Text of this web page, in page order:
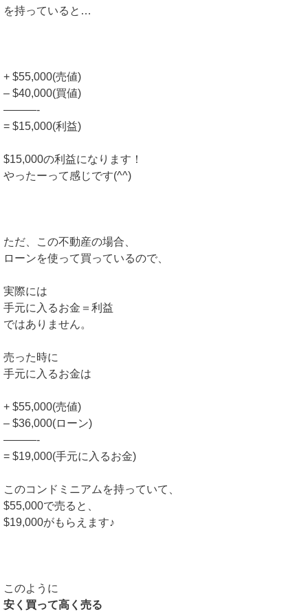
を持っていると…
+ $55,000(売値)
– $40,000(買値)
———-
= $15,000(利益)
$15,000の利益になります！
やったーって感じです(^^)
ただ、この不動産の場合、
ローンを使って買っているので、
実際には
手元に入るお金＝利益
ではありません。
売った時に
手元に入るお金は
+ $55,000(売値)
– $36,000(ローン)
———-
= $19,000(手元に入るお金)
このコンドミニアムを持っていて、
$55,000で売ると、
$19,000がもらえます♪
このように
安く買って高く売る